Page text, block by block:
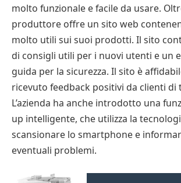
molto funzionale e facile da usare.
produttore offre un sito web
molto utili sui suoi prodotti. Il sito
di consigli utili per i nuovi utenti e un
guida per la sicurezza. Il sito è
ricevuto feedback positivi da clienti
L’azienda ha anche introdotto una
up intelligente, che utilizza la
scansionare lo smartphone e
eventuali problemi.